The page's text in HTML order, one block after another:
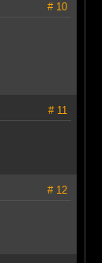
# 10
# 11
# 12